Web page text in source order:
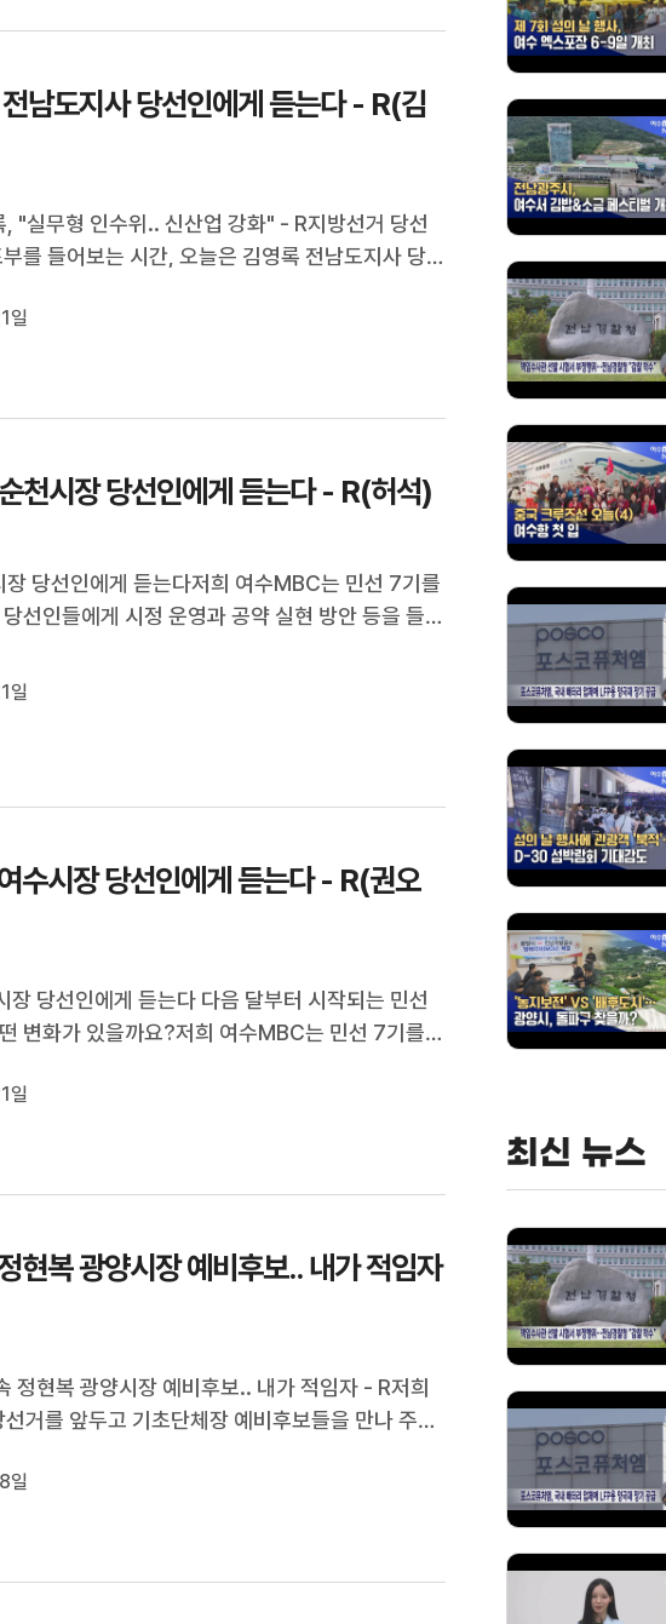
에게 듣는다 - R(김
"실무형 인수위.. 신산업 강화" - R지방선거 당선
를 들어보는 시간, 오늘은 김영록 전남도지사 당선
난에 대처하겠다는 계획을 밝혔습니다.
일
시장 당선인에게 듣는다 - R(허석)
당선인에게 듣는다저희 여수MBC는 민선 7기를
선인들에게 시정 운영과 공약 실현 방안 등을 들어
일
시장 당선인에게 듣는다 - R(권오
장 당선인에게 듣는다 다음 달부터 시작되는 민선
변화가 있을까요?저희 여수MBC는 민선 7기를
서로 권오봉 여수시장 당선인을문형철 기자가 만났
일
복 광양시장 예비후보.. 내가 적임자
정현복 광양시장 예비후보.. 내가 적임자 - R저희
거를 앞두고 기초단체장 예비후보들을 만나 주요
를 김종수 기자가 만나봤습니다.
일
최신 뉴스